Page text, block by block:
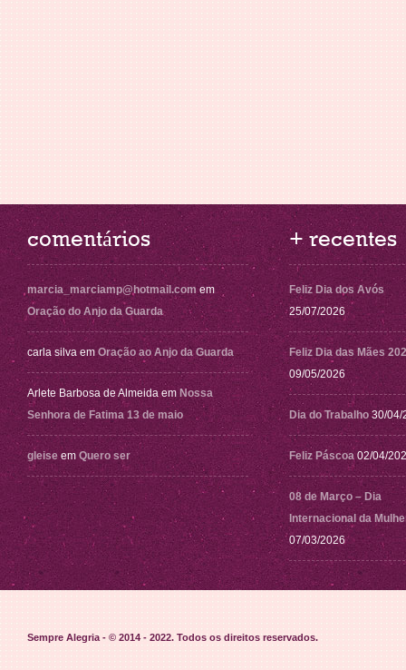
comentários
marcia_marciamp@hotmail.com em
Oração do Anjo da Guarda
carla silva em Oração ao Anjo da Guarda
Arlete Barbosa de Almeida em Nossa
Senhora de Fatima 13 de maio
gleise em Quero ser
+ recentes
Feliz Dia dos Avós
25/07/2026
Feliz Dia das Mães
09/05/2026
Dia do Trabalho 30/04/
Feliz Páscoa 02/04/
08 de Março – Dia
Internacional da
07/03/2026
Sempre Alegria - © 2014 - 2022. Todos os direitos reservados.